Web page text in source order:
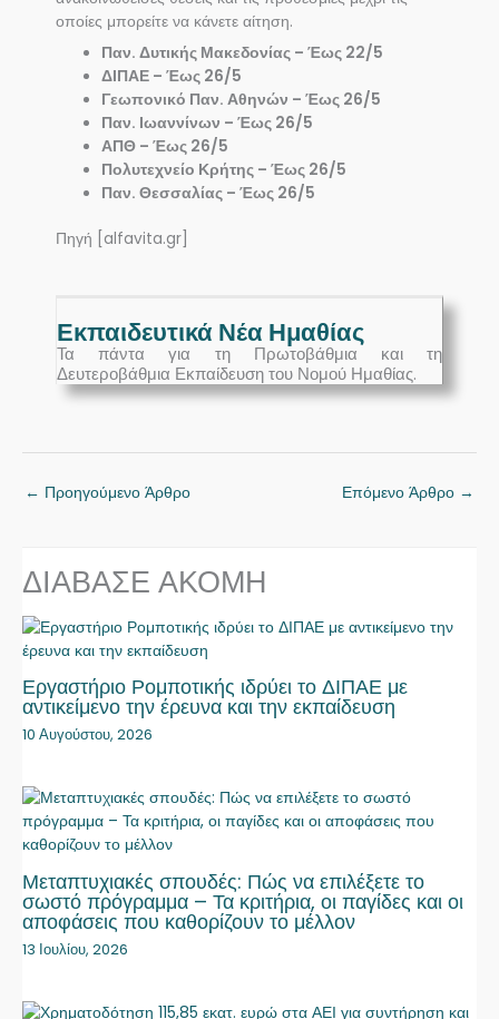
οποίες μπορείτε να κάνετε αίτηση.
Παν. Δυτικής Μακεδονίας – Έως 22/5
ΔΙΠΑΕ – Έως 26/5
Γεωπονικό Παν. Αθηνών – Έως 26/5
Παν. Ιωαννίνων – Έως 26/5
ΑΠΘ – Έως 26/5
Πολυτεχνείο Κρήτης – Έως 26/5
Παν. Θεσσαλίας – Έως 26/5
Πηγή [alfavita.gr]
Εκπαιδευτικά Νέα Ημαθίας
Τα πάντα για τη Πρωτοβάθμια και τη
Δευτεροβάθμια Εκπαίδευση του Νομού Ημαθίας.
← Προηγούμενο Άρθρο Επόμενο Άρθρο →
ΔΙΑΒΑΣΕ ΑΚΟΜΗ
Εργαστήριο Ρομποτικής ιδρύει το ΔΙΠΑΕ με
αντικείμενο την έρευνα και την εκπαίδευση
10 Αυγούστου, 2026
Μεταπτυχιακές σπουδές: Πώς να επιλέξετε το
σωστό πρόγραμμα – Τα κριτήρια, οι παγίδες και οι
αποφάσεις που καθορίζουν το μέλλον
13 Ιουλίου, 2026